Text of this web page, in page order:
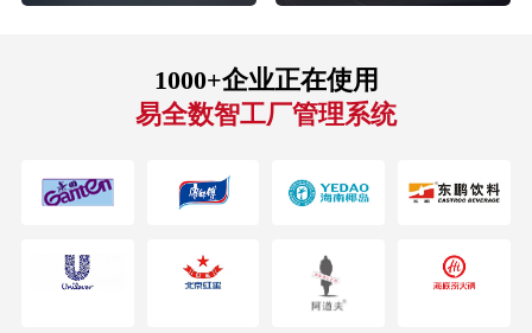
1000+企业正在使用
易全数智工厂管理系统